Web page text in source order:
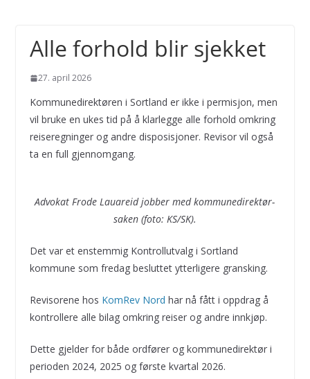
Alle forhold blir sjekket
27. april 2026
Kommunedirektøren i Sortland er ikke i permisjon, men
vil bruke en ukes tid på å klarlegge alle forhold omkring
reiseregninger og andre disposisjoner. Revisor vil også
ta en full gjennomgang.
Advokat Frode Lauareid jobber med kommunedirektør-
saken (foto: KS/SK).
Det var et enstemmig Kontrollutvalg i Sortland
kommune som fredag besluttet ytterligere gransking.
Revisorene hos KomRev Nord har nå fått i oppdrag å
kontrollere alle bilag omkring reiser og andre innkjøp.
Dette gjelder for både ordfører og kommunedirektør i
perioden 2024, 2025 og første kvartal 2026.